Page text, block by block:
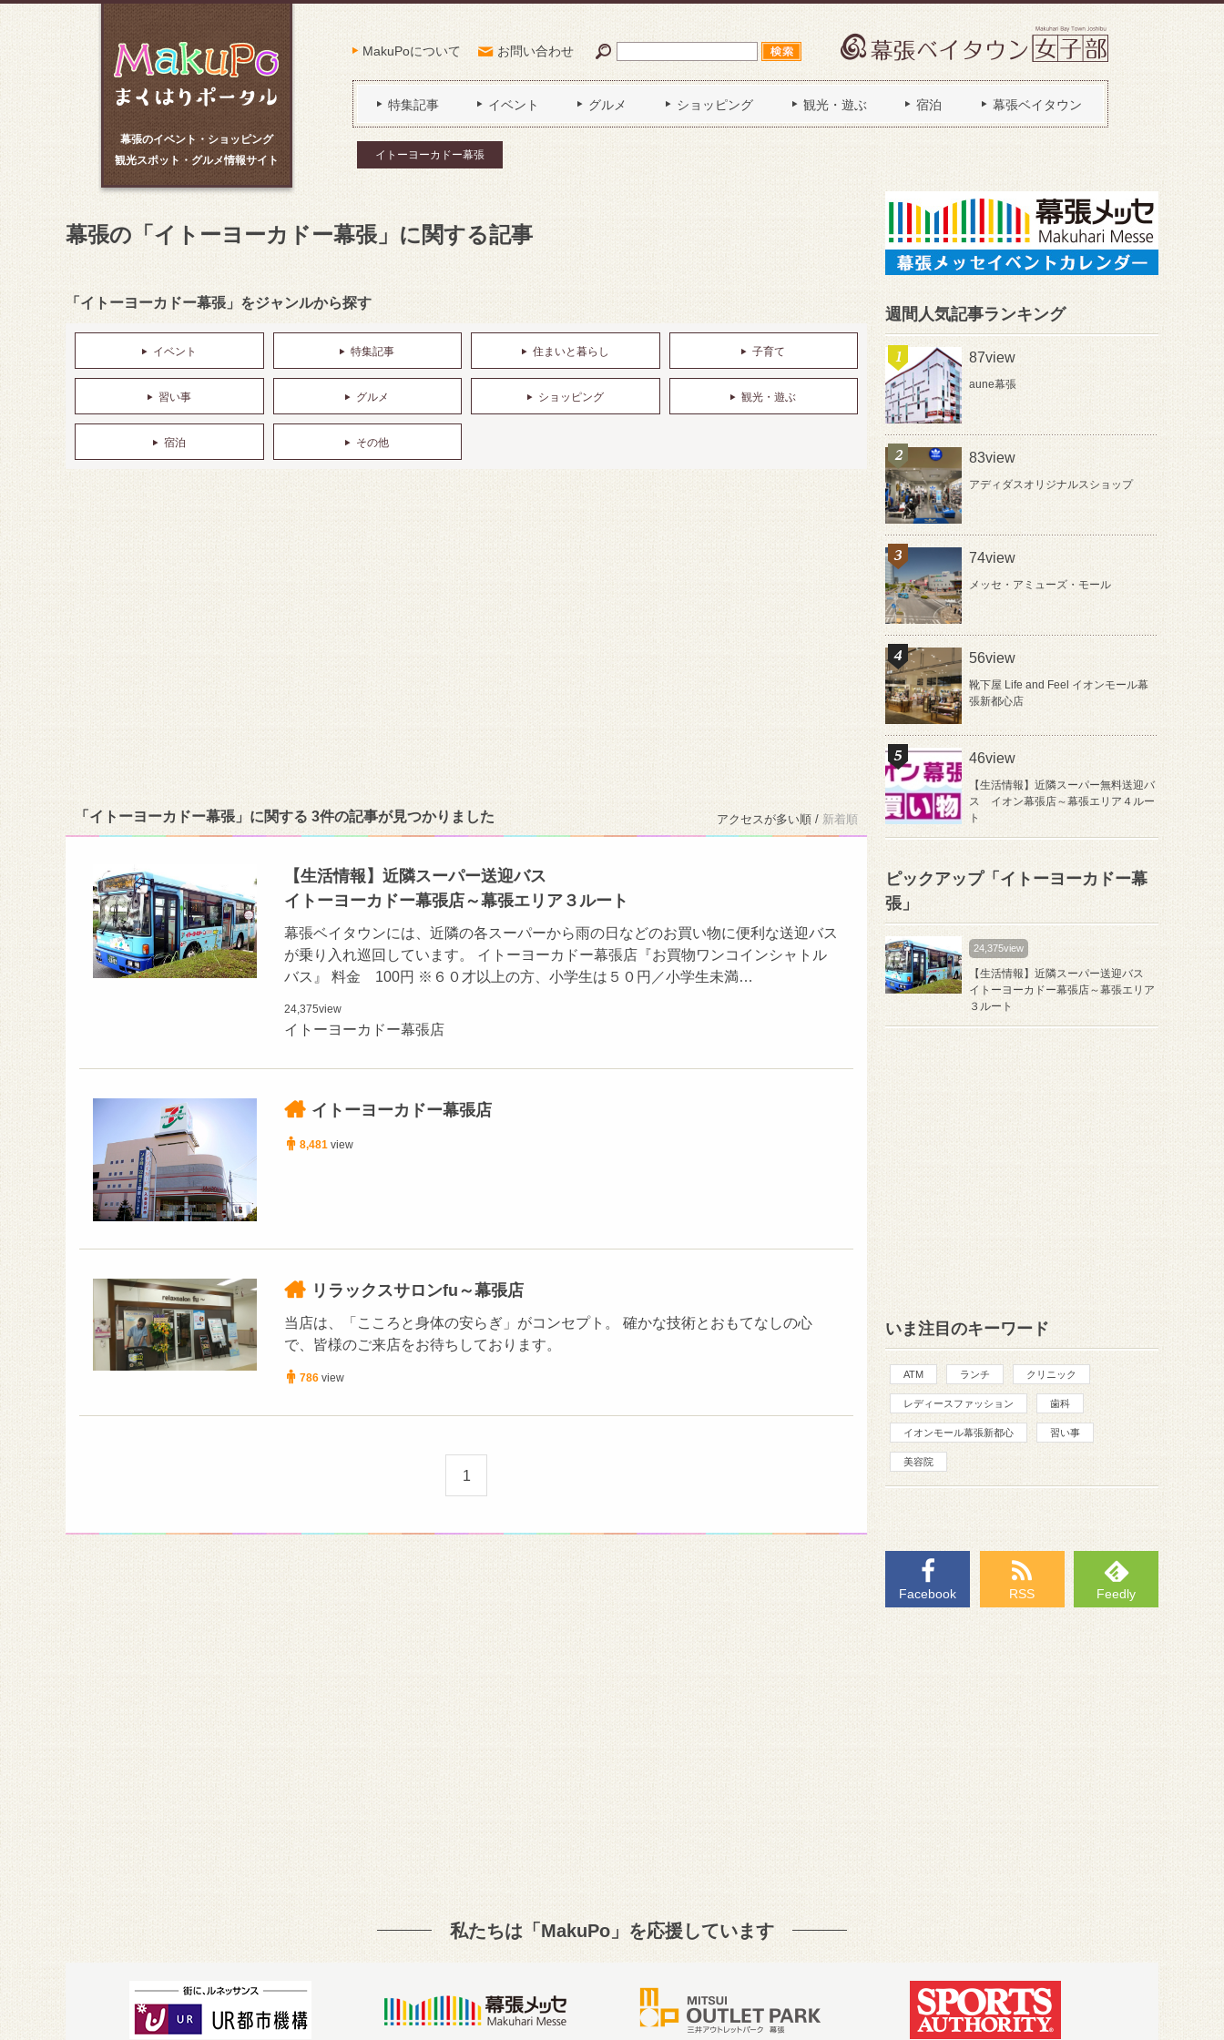
幕張のイベント・ショッピング
観光スポット・グルメ情報サイト
MakuPoについて お問い合わせ
特集記事 イベント グルメ ショッピング 観光・遊ぶ 宿泊 幕張ベイタウン
イトーヨーカドー幕張
幕張の「イトーヨーカドー幕張」に関する記事
「イトーヨーカドー幕張」をジャンルから探す
イベント 特集記事 住まいと暮らし 子育て
習い事 グルメ ショッピング 観光・遊ぶ
宿泊 その他
「イトーヨーカドー幕張」に関する 3件の記事が見つかりました アクセスが多い順 / 新着順
【生活情報】近隣スーパー送迎バス
イトーヨーカドー幕張店～幕張エリア３ルート
幕張ベイタウンには、近隣の各スーパーから雨の日などのお買い物に便利な送迎バス
が乗り入れ巡回しています。 イトーヨーカドー幕張店『お買物ワンコインシャトル
バス』 料金 100円 ※６０才以上の方、小学生は５０円／小学生未満…
24,375view
イトーヨーカドー幕張店
イトーヨーカドー幕張店
8,481 view
リラックスサロンfu～幕張店
当店は、「こころと身体の安らぎ」がコンセプト。 確かな技術とおもてなしの心
で、皆様のご来店をお待ちしております。
786 view
1
週間人気記事ランキング
87view
aune幕張
83view
アディダスオリジナルスショップ
74view
メッセ・アミューズ・モール
56view
靴下屋 Life and Feel イオンモール幕
張新都心店
46view
【生活情報】近隣スーパー無料送迎バ
ス イオン幕張店～幕張エリア４ルー
ト
ピックアップ「イトーヨーカドー幕
張」
24,375view
【生活情報】近隣スーパー送迎バス
イトーヨーカドー幕張店～幕張エリア
３ルート
いま注目のキーワード
ATM ランチ クリニック
レディースファッション 歯科
イオンモール幕張新都心 習い事
美容院
Facebook RSS Feedly
私たちは「MakuPo」を応援しています